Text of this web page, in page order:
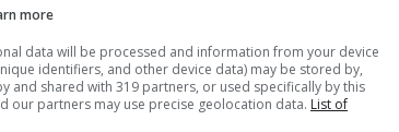
more
data will be processed and information from your device
identifiers, and other device data) may be stored by,
and shared with 319 partners, or used specifically by this
our partners may use precise geolocation data. List of